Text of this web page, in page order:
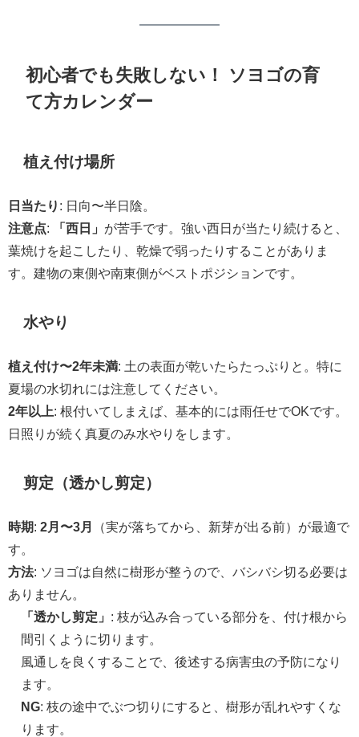
初心者でも失敗しない！ ソヨゴの育
て方カレンダー
植え付け場所
日当たり : 日向〜半日陰。
注意点: 「西日」 が苦手です。強い西日が当たり続けると、
葉焼けを起こしたり、乾燥で弱ったりすることがありま
す。建物の東側や南東側がベストポジションです。
水やり
植え付け〜2年未満: 土の表面が乾いたらたっぷりと。特に
夏場の水切れには注意してください。
2年以上: 根付いてしまえば、基本的には雨任せでOKです。
日照りが続く真夏のみ水やりをします。
剪定（透かし剪定）
時期: 2月〜3月
（実が落ちてから、新芽が出る前）が最適で
す。
方法: ソヨゴは自然に樹形が整うので、バシバシ切る必要は
ありません。
「透かし剪定」 : 枝が込み合っている部分を、付け根から
間引くように切ります。
風通しを良くすることで、後述する病害虫の予防になり
ます。
NG: 枝の途中でぶつ切りにすると、樹形が乱れやすくな
ります。